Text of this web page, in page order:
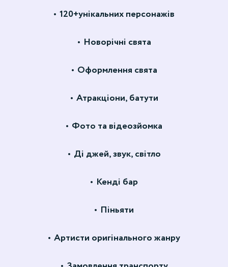
120+унікальних персонажів
Новорічні свята
Оформлення свята
Атракціони, батути
Фото та відеозйомка
Ді джей, звук, світло
Кенді бар
Піньяти
Артисти оригінального жанру